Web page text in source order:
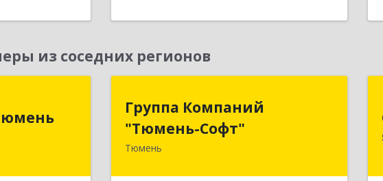
из соседних регионов
Тюмень г,
№ 61, оф.712
Группа Компаний
"Тюмень-Софт"
Тюмень
Группа Компаний
"Тюмень-Софт"
625048, Тюменская обл, Тюмень г,